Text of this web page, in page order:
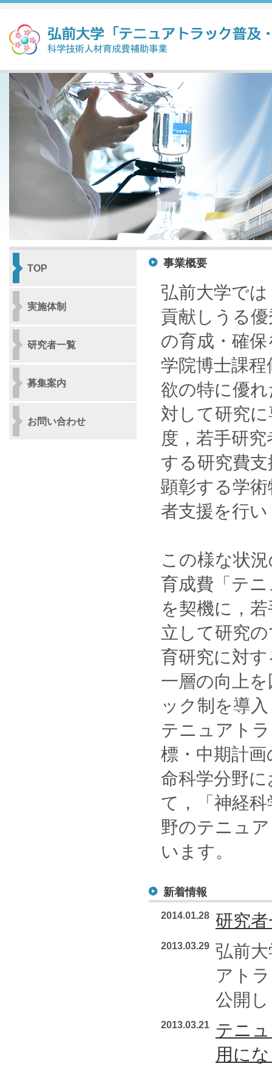
TOP
実施体制
研究者一覧
募集案内
お問い合わせ
事業概要
弘前大学で
貢献しうる
の育成・確
学院博士課
欲の特に優
対して研究
度，若手研
する研究費
顕彰する学
者支援を行
この様な状
育成費「テ
を契機に，
立して研究
育研究に対
一層の向上
ック制を導
テニュアト
標・中期計
命科学分野
て，「神経
野のテニュ
います。
新着情報
2014.01.28 研究
2013.03.29 弘前
アト
公開
2013.03.21
テニ
用に